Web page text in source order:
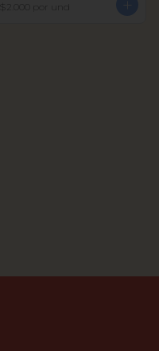
$2.000 por und